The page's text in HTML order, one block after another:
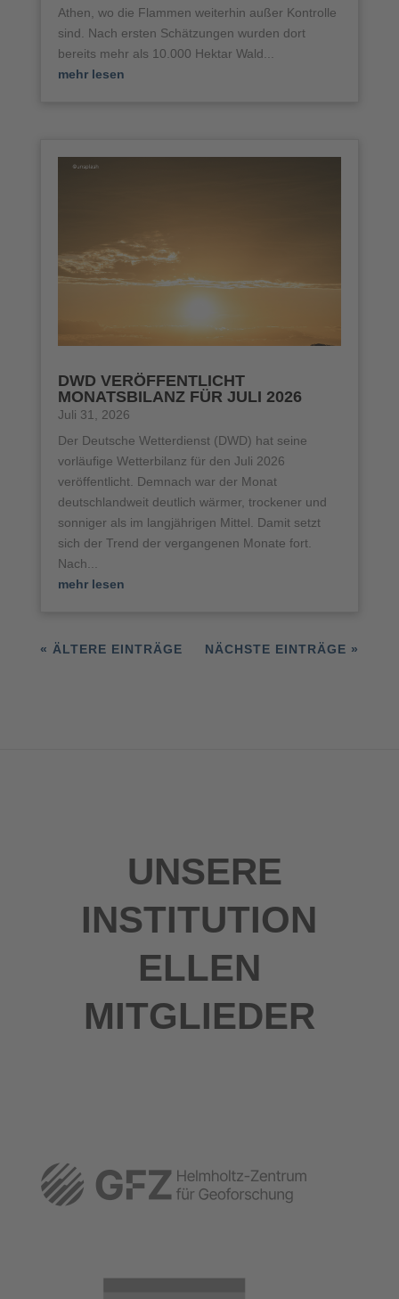
Athen, wo die Flammen weiterhin außer Kontrolle
sind. Nach ersten Schätzungen wurden dort
bereits mehr als 10.000 Hektar Wald...
mehr lesen
DWD VERÖFFENTLICHT
MONATSBILANZ FÜR JULI 2026
Juli 31, 2026
Der Deutsche Wetterdienst (DWD) hat seine
vorläufige Wetterbilanz für den Juli 2026
veröffentlicht. Demnach war der Monat
deutschlandweit deutlich wärmer, trockener und
sonniger als im langjährigen Mittel. Damit setzt
sich der Trend der vergangenen Monate fort.
Nach...
mehr lesen
« ÄLTERE EINTRÄGE NÄCHSTE EINTRÄGE »
UNSERE
INSTITUTION
ELLEN
MITGLIEDER